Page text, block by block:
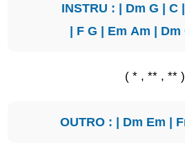
INSTRU : | Dm G | C |
| F G | Em Am | Dm
( * , ** , ** )
OUTRO : | Dm Em |